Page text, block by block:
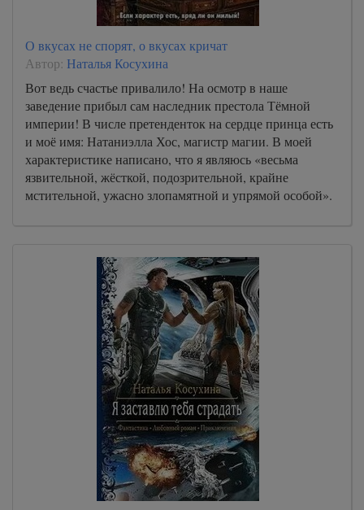
О вкусах не спорят, о вкусах кричат
Автор: Наталья Косухина
Вот ведь счастье привалило! На осмотр в наше
заведение прибыл сам наследник престола Тёмной
империи! В числе претенденток на сердце принца есть
и моё имя: Натаниэлла Хос, магистр магии. В моей
характеристике написано, что я являюсь «весьма
язвительной, жёсткой, подозрительной, крайне
мстительной, ужасно злопамятной и упрямой особой».